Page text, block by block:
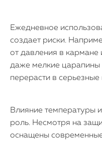
Ежедневное
создает риски.
от давления в кармане
даже мелкие царапины
перерасти в
Влияние температуры
роль. Несмотря на
оснащены